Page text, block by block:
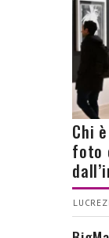
Chi
foto